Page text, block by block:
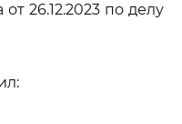
26.12.2023 по делу